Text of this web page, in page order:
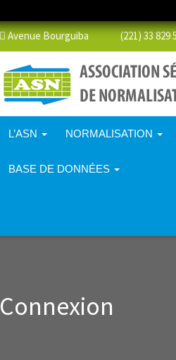
Avenue Bourguiba (221) 33 829
L’ASN NORMALISATION
BASE DE DONNÉES
Connexion